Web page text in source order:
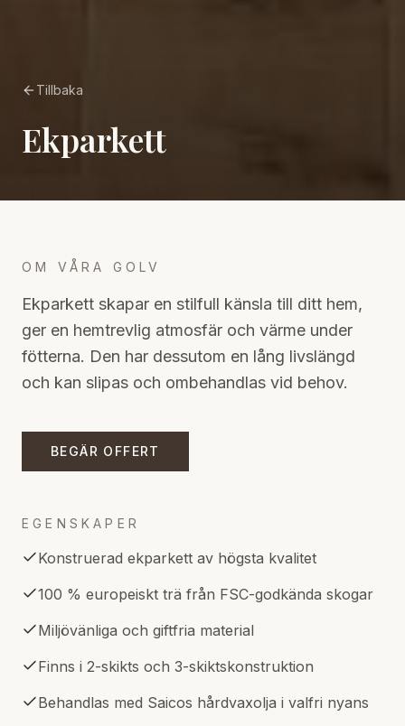
Tillbaka
Ekparkett
OM VÅRA GOLV
Ekparkett skapar en stilfull känsla till ditt hem,
ger en hemtrevlig atmosfär och värme under
fötterna. Den har dessutom en lång livslängd
och kan slipas och ombehandlas vid behov.
BEGÄR OFFERT
EGENSKAPER
Konstruerad ekparkett av högsta kvalitet
100 % europeiskt trä från FSC-godkända skogar
Miljövänliga och giftfria material
Finns i 2-skikts och 3-skiktskonstruktion
Behandlas med Saicos hårdvaxolja i valfri nyans